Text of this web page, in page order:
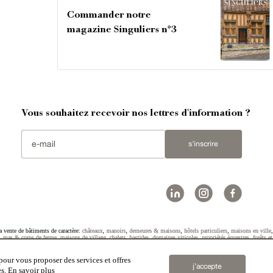
Commander notre
magazine Singuliers n°3
Vous souhaitez recevoir nos lettres d'information ?
s'inscrire
de bâtiments de caractère: châteaux manoirs demeures & maisons hôtels particuliers maisons en ville
,mas & corps de ferme,maisons de village,chalets,bastides,domaines viticoles,propriétés équestres,forêts et
vous proposer des services et offres
En savoir plus j’accepte